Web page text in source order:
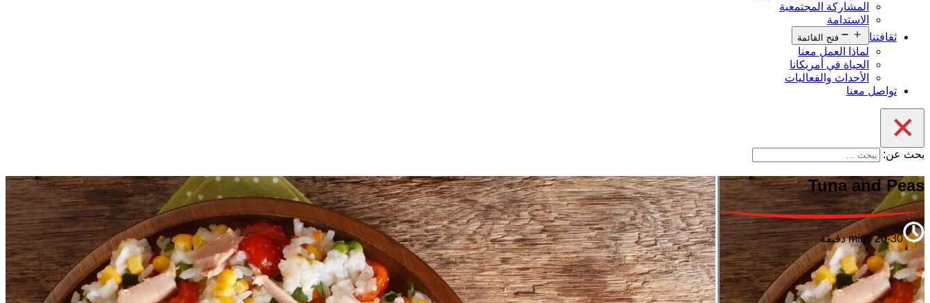
المشاركة المجتمعية
الاستدامة
ثقافتنا
فتح القائمة
لماذا العمل معنا
الحياة في أمريكانا
الأحداث والفعاليات
تواصل معنا
بحث عن:
Tuna and Peas
20-30 mins دقيقة